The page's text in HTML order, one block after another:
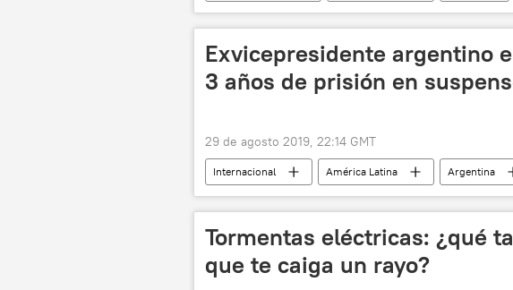
Jesús Santrich
Hernán Darío Velásquez
Exvicepresidente argentino
3 años de prisión en
29 de agosto 2019, 22:14 GMT
Internacional América Latina Argentina
Tormentas eléctricas: ¿qué
que te caiga un rayo?